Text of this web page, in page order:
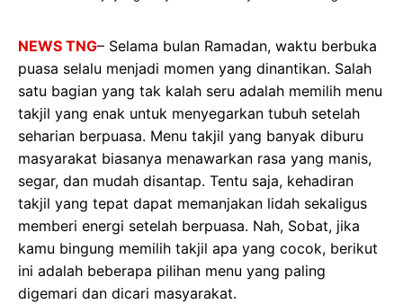
NEWS TNG– Selama bulan Ramadan, waktu berbuka
puasa selalu menjadi momen yang dinantikan. Salah
satu bagian yang tak kalah seru adalah memilih menu
takjil yang enak untuk menyegarkan tubuh setelah
seharian berpuasa. Menu takjil yang banyak diburu
masyarakat biasanya menawarkan rasa yang manis,
segar, dan mudah disantap. Tentu saja, kehadiran
takjil yang tepat dapat memanjakan lidah sekaligus
memberi energi setelah berpuasa. Nah, Sobat, jika
kamu bingung memilih takjil apa yang cocok, berikut
ini adalah beberapa pilihan menu yang paling
digemari dan dicari masyarakat.